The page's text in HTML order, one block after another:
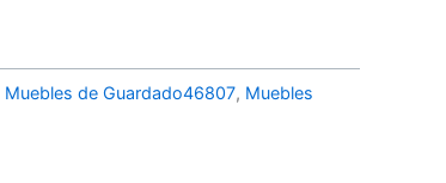
Muebles de Guardado46807, Muebles